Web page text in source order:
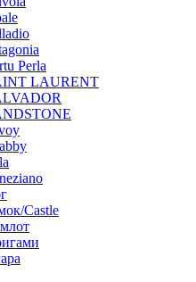
Perla
LAURENT
Castle